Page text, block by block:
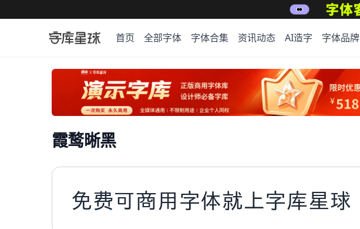
首页 全部字体 字体合集 资讯动态 AI造字 字体品牌
霞鹜晰黑
免费可商用字体就上字库星球